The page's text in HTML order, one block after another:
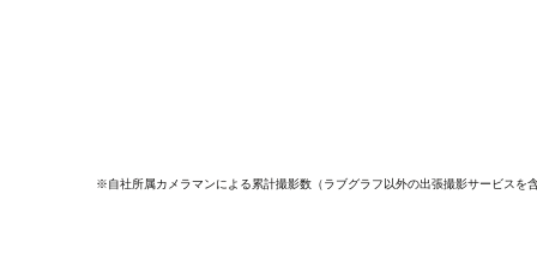
※自社所属カメラマンによる累計撮影数（ラブグラフ以外の出張撮影サービスを